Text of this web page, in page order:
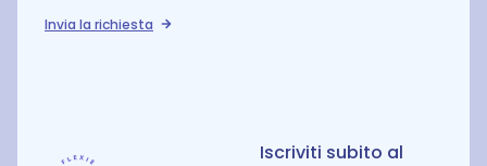
Invia la richiesta
Iscriviti subito al